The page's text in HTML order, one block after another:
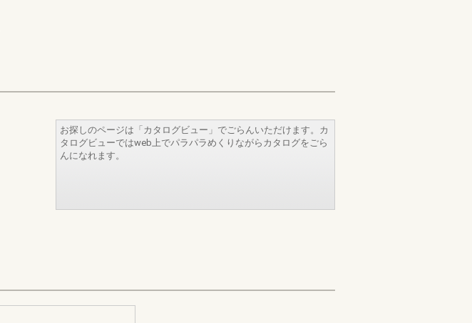
お探しのページは「カタログビュー」でごらんいただけます。カ
タログビューではweb上でパラパラめくりながらカタログをごら
んになれます。